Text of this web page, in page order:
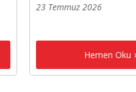
23 Temmuz 2026
Hemen Oku